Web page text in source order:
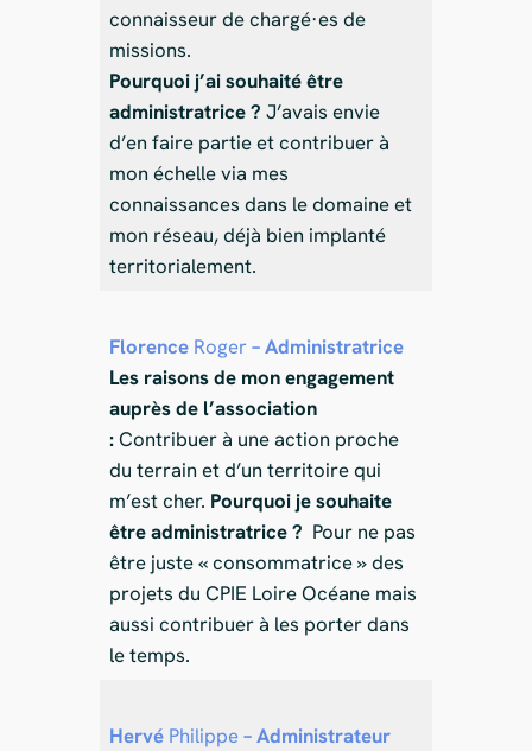
connaisseur de chargé·es de
missions.
Pourquoi j’ai souhaité être
administratrice ?J’avais envie
d’en faire partie et contribuer à
mon échelle via mes
connaissances dans le domaine et
mon réseau, déjà bien implanté
territorialement.
Florence Roger– Administratrice
Les raisons de mon engagement
auprès de l’association
:Contribuer à une action proche
du terrain et d’un territoire qui
m’est cher. Pourquoi je souhaite
être administratrice ? Pour ne pas
être juste « consommatrice » des
projets du CPIE Loire Océane mais
aussi contribuer à les porter dans
le temps.
Hervé Philippe– Administrateur